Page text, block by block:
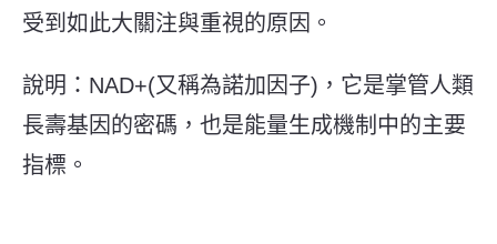
受到如此大關注與重視的原因。
說明：NAD+(又稱為諾加因子)，它是掌管人類
長壽基因的密碼，也是能量生成機制中的主要
指標。